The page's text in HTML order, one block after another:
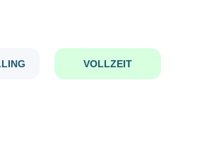
VOLLZEIT